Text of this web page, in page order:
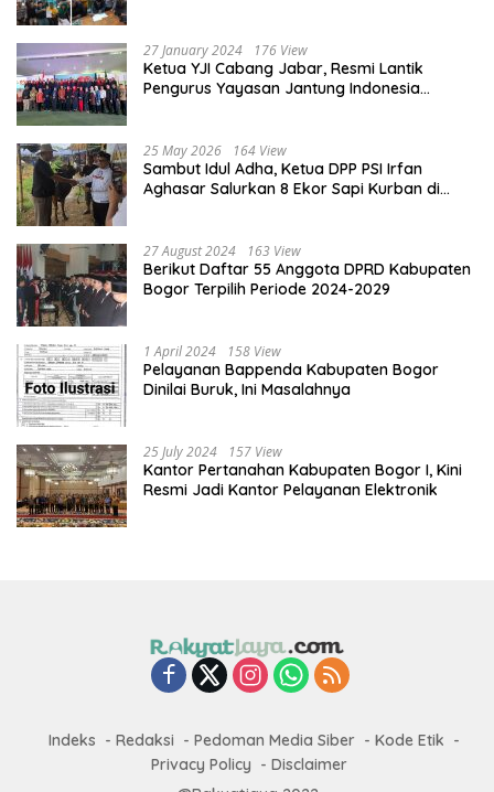
27 January 2024 176 View
Ketua YJI Cabang Jabar, Resmi Lantik
Pengurus Yayasan Jantung Indonesia
25 May 2026 164 View
Sambut Idul Adha, Ketua DPP PSI Irfan
Aghasar Salurkan 8 Ekor Sapi Kurban di
27 August 2024 163 View
Berikut Daftar 55 Anggota DPRD Kabupaten
Bogor Terpilih Periode 2024-2029
1 April 2024 158 View
Pelayanan Bappenda Kabupaten Bogor
Dinilai Buruk, Ini Masalahnya
25 July 2024 157 View
Kantor Pertanahan Kabupaten Bogor I, Kini
Resmi Jadi Kantor Pelayanan Elektronik
Indeks Redaksi Pedoman Media Siber
Kode Etik
Privacy Policy
Disclaimer